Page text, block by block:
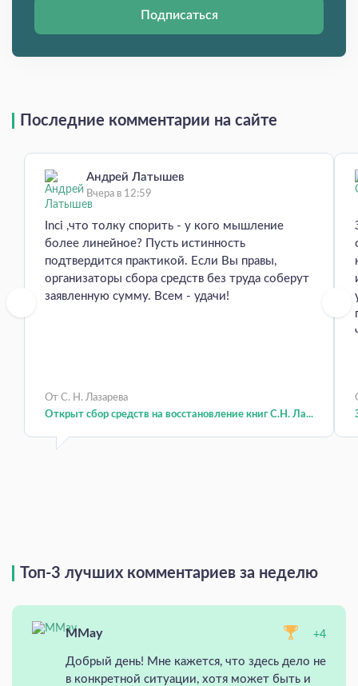
Подписаться
Последние комментарии на сайте
Андрей Латышев
Вчера в 12:59
Inci ,что толку спорить - у кого мышление
более линейное? Пусть истинность
подтвердится практикой. Если Вы правы,
организаторы сбора средств без труда соберут
заявленную сумму. Всем - удачи!
От С. Н. Лазарева
Открыт сбор средств на восстановление книг С.Н. Ла...
Топ-3 лучших комментариев за неделю
MMay +4
Добрый день! Мне кажется, что здесь дело не
в конкретной ситуации, хотя может быть и